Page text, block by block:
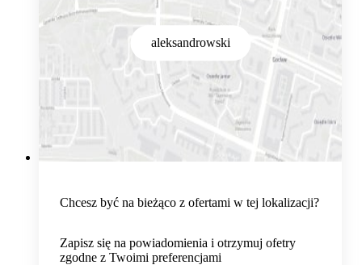
aleksandrowski
Chcesz być na bieżąco z ofertami w tej lokalizacji?
Zapisz się na powiadomienia i otrzymuj ofetry
zgodne z Twoimi preferencjami